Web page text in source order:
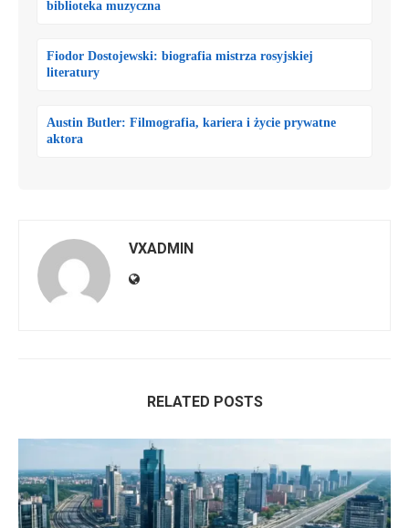
biblioteka muzyczna
Fiodor Dostojewski: biografia mistrza rosyjskiej
literatury
Austin Butler: Filmografia, kariera i życie prywatne
aktora
VXADMIN
RELATED POSTS